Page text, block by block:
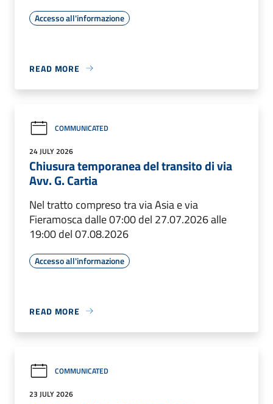
Accesso all'informazione
READ MORE
COMMUNICATED
24 JULY 2026
Chiusura temporanea del transito di via
Avv. G. Cartia
Nel tratto compreso tra via Asia e via
Fieramosca dalle 07:00 del 27.07.2026 alle
19:00 del 07.08.2026
Accesso all'informazione
READ MORE
COMMUNICATED
23 JULY 2026